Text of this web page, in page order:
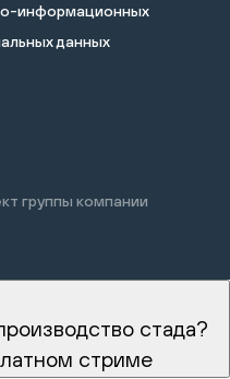
информационных
данных
группы компании
стада?
стриме